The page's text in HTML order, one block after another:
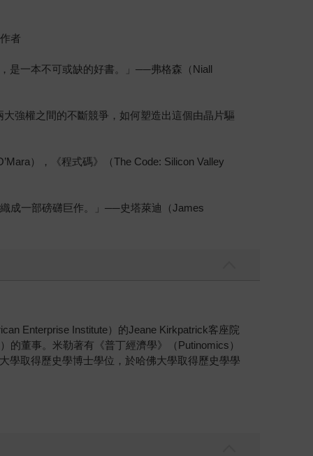
者
是一本不可或缺的好書。」──弗格森（Niall
強權之間的不斷競爭，如何塑造出這個由晶片驅
），《程式碼》（The Code: Silicon Valley
成一部磅礴巨作。」──史塔萊迪（James
Enterprise Institute）的Jeane Kirkpatrick客座院
董事。米勒著有《普丁經濟學》（Putinomics）
學取得歷史學博士學位，於哈佛大學取得歷史學學